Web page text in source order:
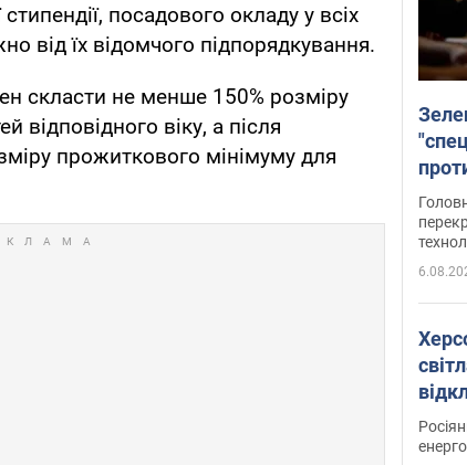
посадового окладу у всіх
від їх відомчого підпорядкування.
скласти не менше 150% розміру
відповідного віку, а після
прожиткового мінімуму для